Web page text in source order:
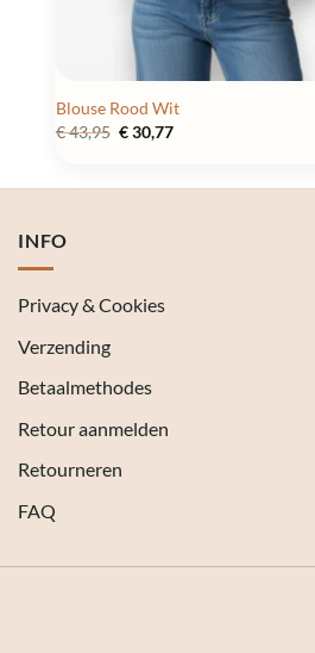
Blouse Rood Wit
€43,95 Oorspronkelijke
prijs
€30,77Huidige
INFO
Privacy & Cookies
Verzending
Betaalmethodes
Retour aanmelden
Retourneren
FAQ